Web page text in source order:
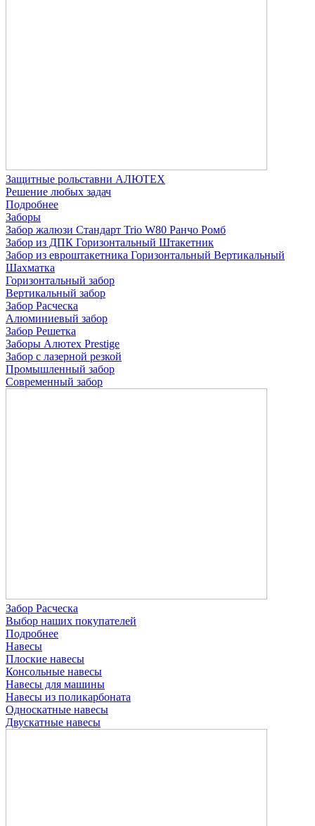
Защитные рольставни АЛЮТЕХ
Решение любых задач
Подробнее
Заборы
Забор жалюзи Стандарт Trio W80 Ранчо Ромб
Забор из ДПК Горизонтальный Штакетник
Забор из евроштакетника Горизонтальный Вертикальный
Шахматка
Горизонтальный забор
Вертикальный забор
Забор Расческа
Алюминиевый забор
Забор Решетка
Заборы Алютех Prestige
Забор с лазерной резкой
Промышленный забор
Современный забор
Забор Расческа
Выбор наших покупателей
Подробнее
Навесы
Плоские навесы
Консольные навесы
Навесы для машины
Навесы из поликарбоната
Односкатные навесы
Двускатные навесы